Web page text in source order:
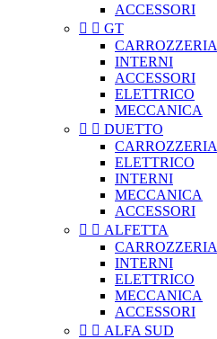
ACCESSORI
  GT
CARROZZERIA
INTERNI
ACCESSORI
ELETTRICO
MECCANICA
  DUETTO
CARROZZERIA
ELETTRICO
INTERNI
MECCANICA
ACCESSORI
  ALFETTA
CARROZZERIA
INTERNI
ELETTRICO
MECCANICA
ACCESSORI
  ALFA SUD